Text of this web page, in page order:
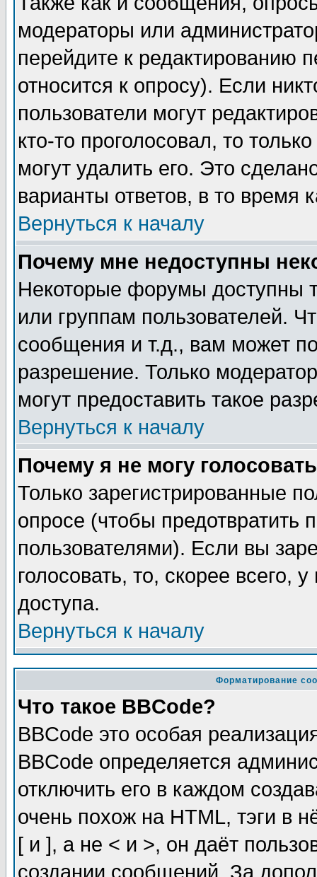
модераторы или
перейдите к редактированию
относится к опросу). Если
пользователи могут
кто-то проголосовал, то
могут удалить его. Это
варианты ответов, в то время
Вернуться к началу
Почему мне недоступны
Некоторые форумы доступны
или группам пользователей.
сообщения и т.д., вам может
разрешение. Только
могут предоставить такое
Вернуться к началу
Почему я не могу
Только зарегистрированные
опросе (чтобы предотвратить
пользователями). Если вы
голосовать, то, скорее всего,
доступа.
Вернуться к началу
Форматирование
Что такое BBCode?
BBCode это особая
BBCode определяется
отключить его в каждом
очень похож на HTML, тэги в
[ и ], а не < и >, он даёт
создании сообщений. За